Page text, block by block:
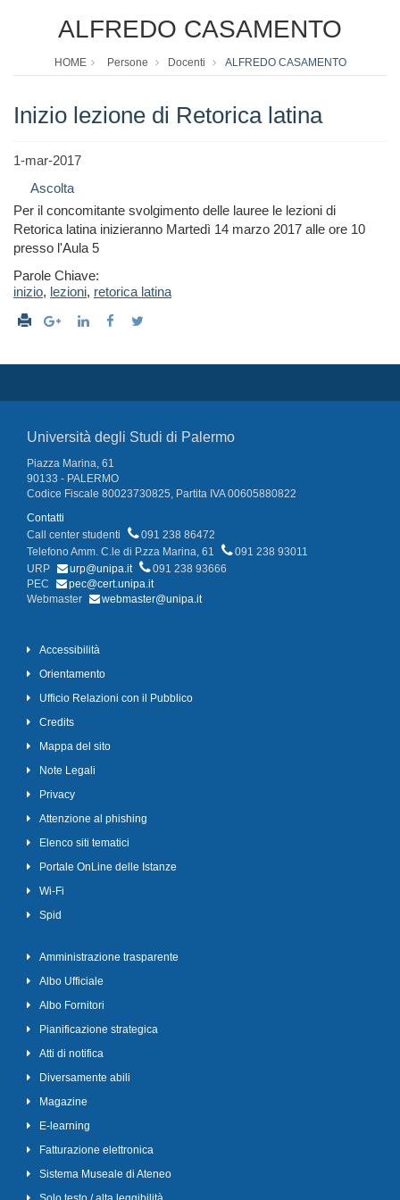
ALFREDO CASAMENTO
HOME Persone Docenti ALFREDO CASAMENTO
Inizio lezione di Retorica latina
1-mar-2017
Ascolta
Per il concomitante svolgimento delle lauree le lezioni di
Retorica latina inizieranno Martedì 14 marzo 2017 alle ore 10
presso l'Aula 5
Parole Chiave:
inizio, lezioni, retorica latina
Università degli Studi di Palermo
Piazza Marina, 61
90133 - PALERMO
Codice Fiscale 80023730825, Partita IVA 00605880822
Contatti
Call center studenti
091 238 86472
Telefono Amm. C.le di P.zza Marina, 61
091 238 93011
URP
urp@unipa.it
091 238 93666
PEC
pec@cert.unipa.it
Webmaster
webmaster@unipa.it
Accessibilità
Orientamento
Ufficio Relazioni con il Pubblico
Credits
Mappa del sito
Note Legali
Privacy
Attenzione al phishing
Elenco siti tematici
Portale OnLine delle Istanze
Wi-Fi
Spid
Amministrazione trasparente
Albo Ufficiale
Albo Fornitori
Pianificazione strategica
Atti di notifica
Diversamente abili
Magazine
E-learning
Fatturazione elettronica
Sistema Museale di Ateneo